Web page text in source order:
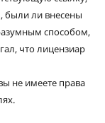
были ли внесены
способом,
что лицензиар
не имеете права